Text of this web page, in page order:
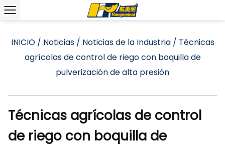
INICIO/ Noticias/ Noticias de la Industria/ Técnicas
agrícolas de control de riego con boquilla de
pulverización de alta presión
Técnicas agrícolas de control
de riego con boquilla de